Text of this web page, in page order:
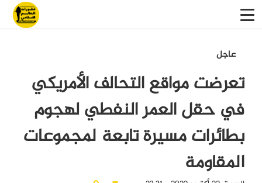
عاجل
تعرضت مواقع التحالف الأمريكي
في حقل العمر النفطي لهجوم
بطائرات مسيرة تابعة لمجموعات
المقاومة